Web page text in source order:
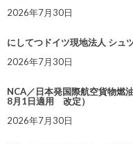
2026年7月30日
にしてつドイツ現地法人 シュ
2026年7月30日
NCA／日本発国際航空貨物燃
8月1日適用 改定）
2026年7月30日